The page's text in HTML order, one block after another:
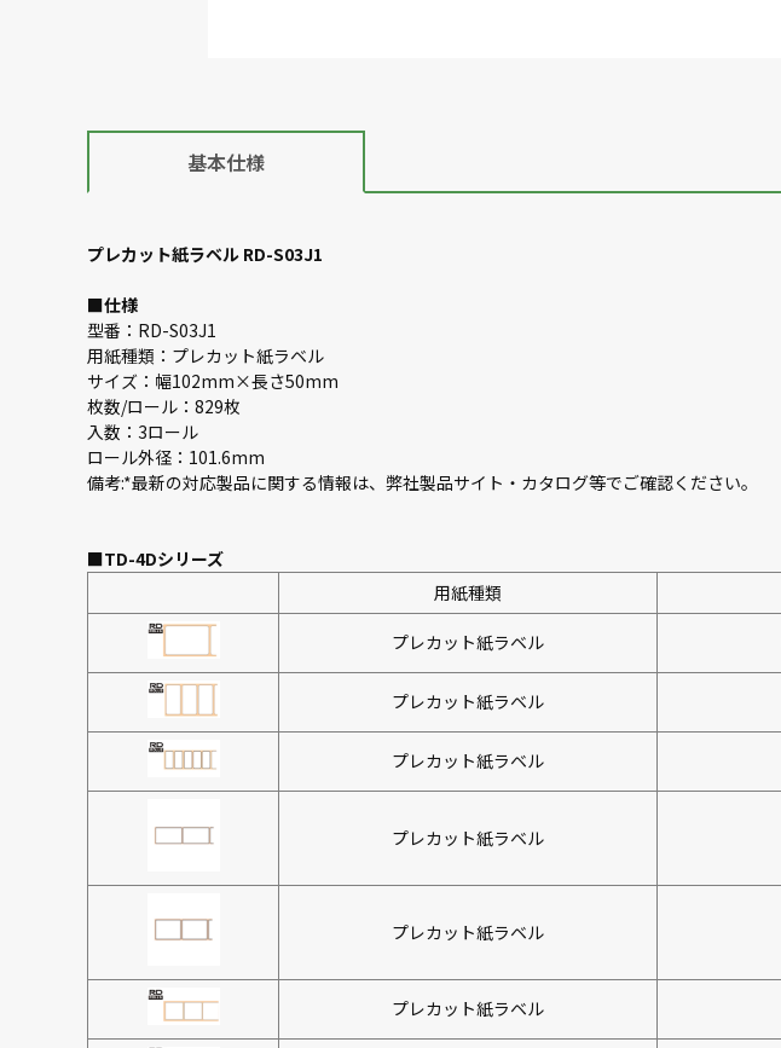
基本仕様
プレカット紙ラベル RD-S03J1
■仕様
型番：RD-S03J1
用紙種類：プレカット紙ラベル
サイズ：幅102mm×長さ50mm
枚数/ロール：829枚
入数：3ロール
ロール外径：101.6mm
備考:*最新の対応製品に関する情報は、弊社製品サイト・カタログ等でご確認ください。
■TD-4Dシリーズ
用紙種類
プレカット紙ラベル
プレカット紙ラベル
プレカット紙ラベル
プレカット紙ラベル
プレカット紙ラベル
プレカット紙ラベル